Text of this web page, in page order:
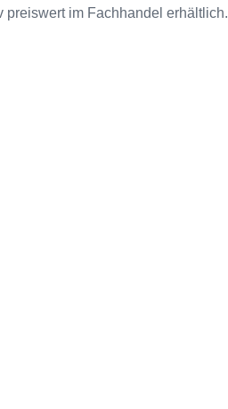
preiswert im Fachhandel erhältlich.